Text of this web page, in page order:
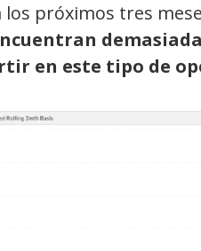
próximos tres
en este tipo de